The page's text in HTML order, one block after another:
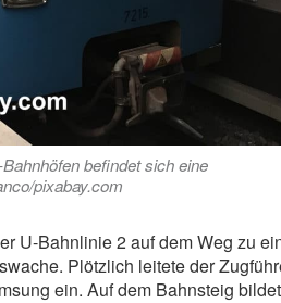
befindet sich eine
pixabay.com
U-Bahnlinie 2 auf dem Weg zu
Plötzlich leitete der
ein. Auf dem Bahnsteig